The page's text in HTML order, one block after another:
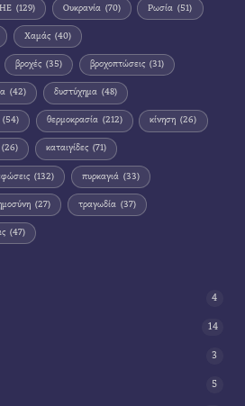
(129) Ουκρανία (70) Ρωσία (51)
Χαμάς (40)
βροχές (35) βροχοπτώσεις (31)
(42) δυστύχημα (48)
(54) θερμοκρασία (212) κίνηση (26)
(26) καταιγίδες (71)
(132) πυρκαγιά (33)
(27) τραγωδία (37)
(47)
4
14
3
5